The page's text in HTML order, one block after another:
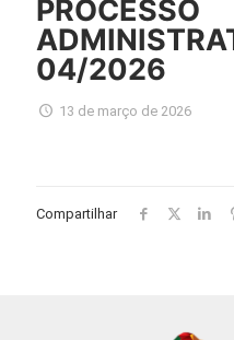
PROCESSO
04/2026
13 de março de 2026
Compartilhar